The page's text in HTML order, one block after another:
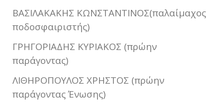
ΒΑΣΙΛΑΚΑΚΗΣ ΚΩΝΣΤΑΝΤΙΝΟΣ(παλαίμαχος
ποδοσφαιριστής)
ΓΡΗΓΟΡΙΑΔΗΣ ΚΥΡΙΑΚΟΣ (πρώην
παράγοντας)
ΛΙΘΗΡΟΠΟΥΛΟΣ ΧΡΗΣΤΟΣ (πρώην
παράγοντας Ένωσης)